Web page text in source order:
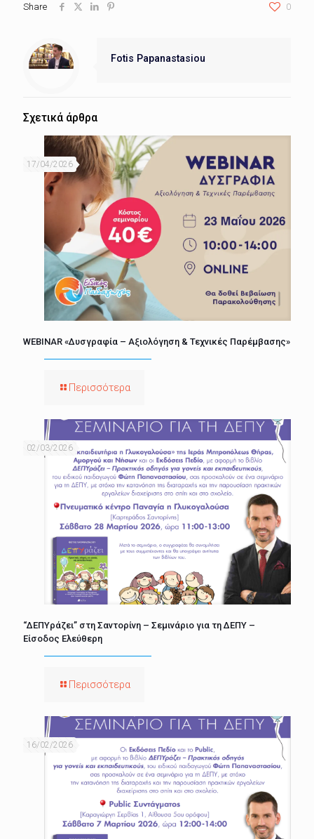
Share 0
Fotis Papanastasiou
Σχετικά άρθρα
17/04/2026
WEBINAR «Δυσγραφία – Αξιολόγηση & Τεχνικές Παρέμβασης»
Περισσότερα
02/03/2026
“ΔΕΠΥράζει” στη Σαντορίνη – Σεμινάριο για τη ΔΕΠΥ –
Είσοδος Ελεύθερη
Περισσότερα
16/02/2026